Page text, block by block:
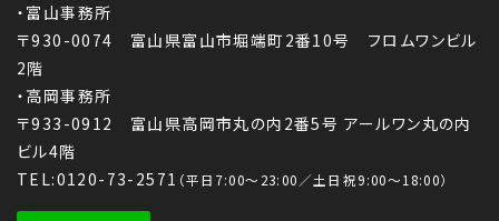
・富山事務所
〒930-0074 富山県富山市堀端町2番10号 フロムワンビル
2階
・高岡事務所
〒933-0912 富山県高岡市丸の内2番5号 アールワン丸の内
ビル4階
TEL:0120-73-2571 （平日7:00～23:00／土日祝9:00～18:00）